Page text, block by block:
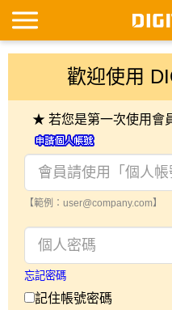
歡迎使用
★ 若您是第一次使用會
【範例：user@company.com】
忘記密碼
記住帳號密碼